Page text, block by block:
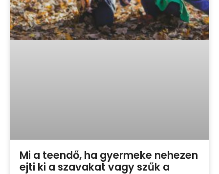
Mi a teendő, ha gyermeke nehezen
ejti ki a szavakat vagy szűk a